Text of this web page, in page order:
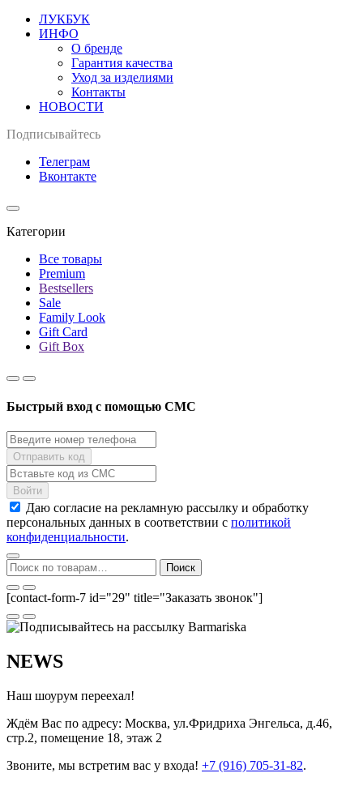
ЛУКБУК
ИНФО
О бренде
Гарантия качества
Уход за изделиями
Контакты
НОВОСТИ
Подписывайтесь
Телеграм
Вконтакте
Категории
Все товары
Premium
Bestsellers
Sale
Family Look
Gift Card
Gift Box
Быстрый вход с помощью СМС
Даю согласие на рекламную рассылку и обработку
персональных данных в соответствии с политикой
конфиденциальности.
Искать: Поиск
[contact-form-7 id="29" title="Заказать звонок"]
NEWS
Наш шоурум переехал!
Ждём Вас по адресу: Москва, ул.Фридриха Энгельса, д.46,
стр.2, помещение 18, этаж 2
Звоните, мы встретим вас у входа! +7 (916) 705-31-82.